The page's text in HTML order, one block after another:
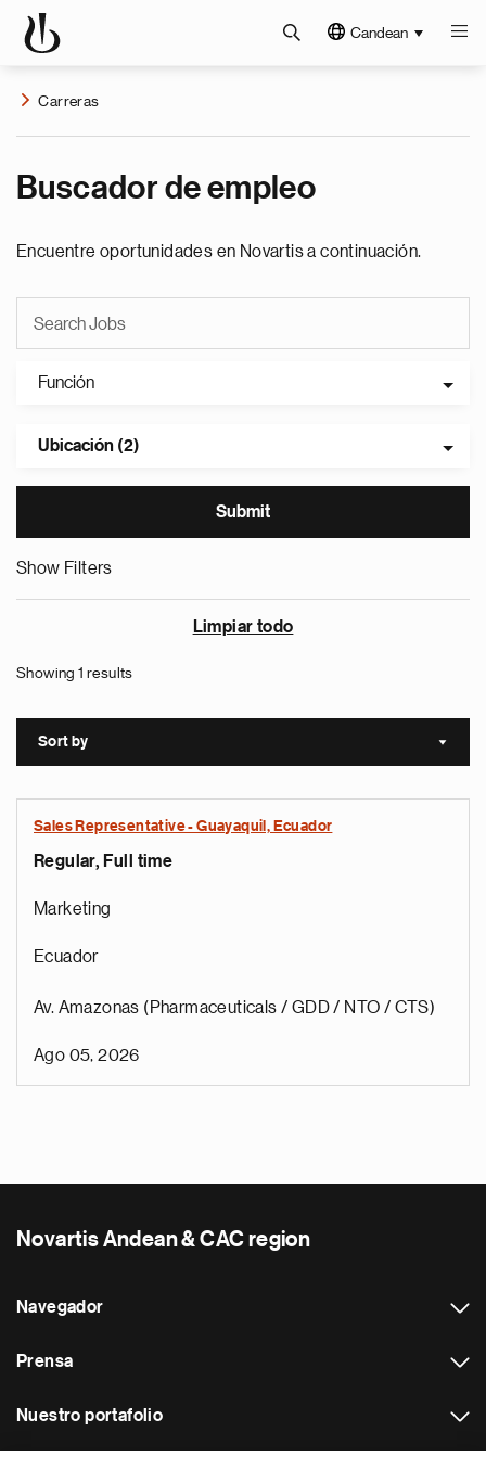
Candean
Carreras
Buscador de empleo
Encuentre oportunidades en Novartis a continuación.
Función
Ubicación (2)
Show Filters
Limpiar todo
Showing 1 results
Sort by Sort
Sales Representative - Guayaquil, Ecuador
Regular, Full time
Marketing
Ecuador
Av. Amazonas (Pharmaceuticals / GDD / NTO / CTS)
Ago 05, 2026
Novartis Andean & CAC region
Navegador
Prensa
Nuestro portafolio